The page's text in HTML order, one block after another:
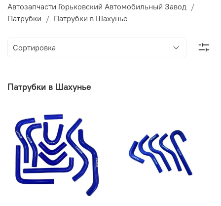
Автозапчасти Горьковский Автомобильный Завод
Патрубки
Патрубки в Шахунье
Патрубки в Шахунье